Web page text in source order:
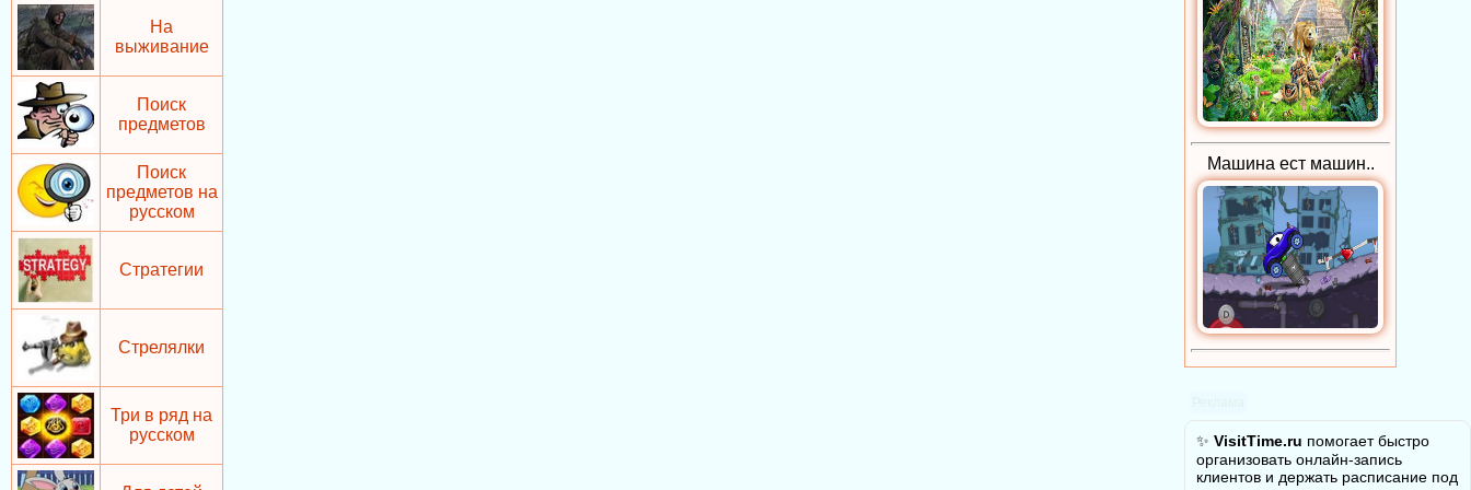
На
выживание
Поиск
предметов
Поиск
предметов на
русском
Стратегии
Стрелялки
Три в ряд на
русском
Машина ест машин..
✨ VisitTime.ru помогает быстро
организовать онлайн-запись
клиентов и держать расписание под